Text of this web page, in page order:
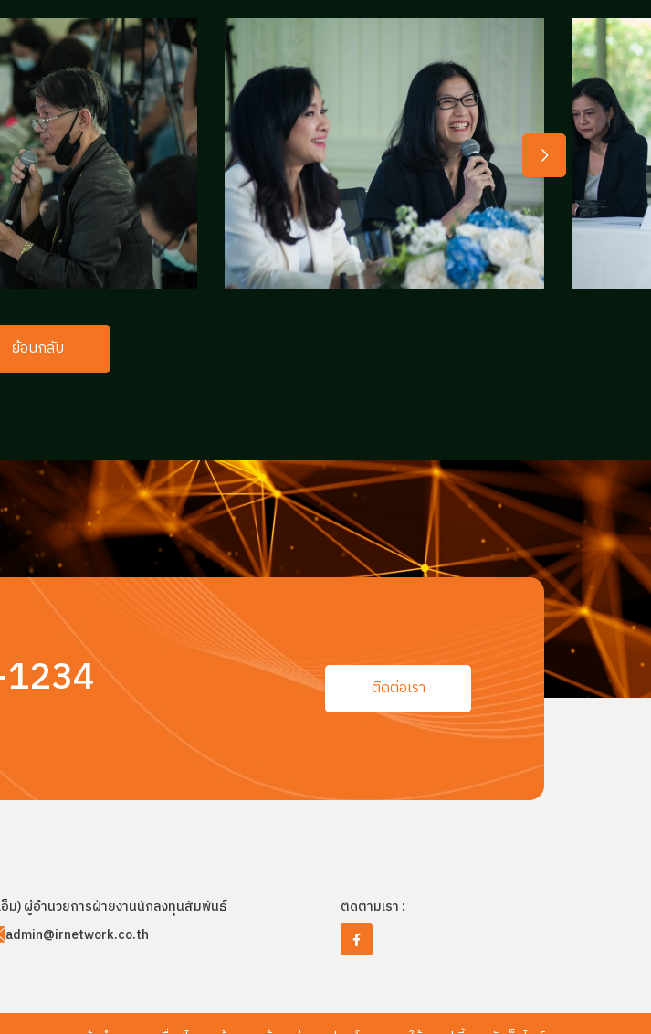
ย้อนกลับ
ติดต่อเรา
ม)ผู้อำนวยการฝ่ายงานนักลงทุนสัมพันธ์
admin@irnetwork.co.th
ติดตามเรา :